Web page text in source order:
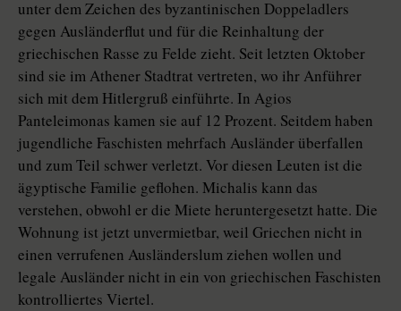
unter dem Zeichen des byzantinischen Doppeladlers
gegen Ausländerflut und für die Reinhaltung der
griechischen Rasse zu Felde zieht. Seit letzten Oktober
sind sie im Athener Stadtrat vertreten, wo ihr Anführer
sich mit dem Hitlergruß einführte. In Agios
Panteleimonas kamen sie auf 12 Prozent. Seitdem haben
jugendliche Faschisten mehrfach Ausländer überfallen
und zum Teil schwer verletzt. Vor diesen Leuten ist die
ägyptische Familie geflohen. Michalis kann das
verstehen, obwohl er die Miete heruntergesetzt hatte. Die
Wohnung ist jetzt unvermietbar, weil Griechen nicht in
einen verrufenen Ausländerslum ziehen wollen und
legale Ausländer nicht in ein von griechischen Faschisten
kontrolliertes Viertel.